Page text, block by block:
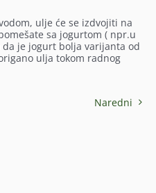
ulje će se izdvojiti na
sa jogurtom ( npr.u
je jogurt bolja varijanta od
ulja tokom radnog
Naredni